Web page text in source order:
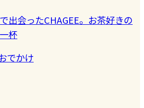
出会ったCHAGEE。お茶好きの
杯
でかけ